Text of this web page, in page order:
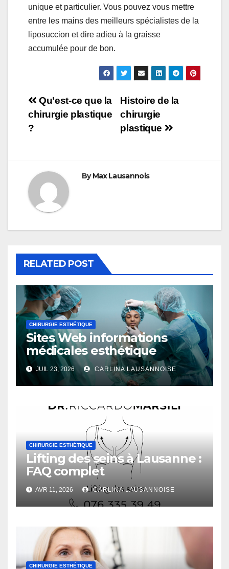
unique et particulier. Vous pouvez vous mettre
entre les mains des meilleurs spécialistes de la
liposuccion et dire adieu à la graisse
accumulée pour de bon.
Navigation
de
Histoire de la
chirurgie
plastique
Qu’est-ce que la
chirurgie plastique
?
ByMax Lausannois
RELATED POST
CHIRURGIE ESTHÉTIQUE
Sites Web informations
médicales esthétique
JUIL 23, 2026 CARLINA LAUSANNOISE
CHIRURGIE ESTHÉTIQUE
Lifting des seins à Lausanne :
FAQ complet
AVR 11, 2026 CARLINA LAUSANNOISE
CHIRURGIE ESTHÉTIQUE